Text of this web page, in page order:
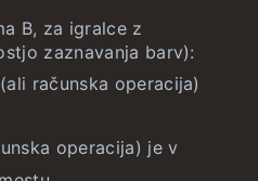
B, za igralce z
zaznavanja barv):
računska operacija)
operacija) je v